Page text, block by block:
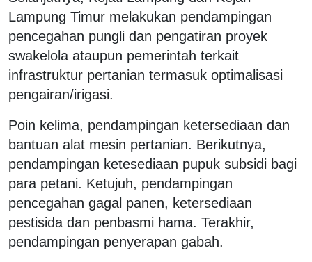
Lampung Timur melakukan pendampingan
pencegahan pungli dan pengatiran proyek
swakelola ataupun pemerintah terkait
infrastruktur pertanian termasuk optimalisasi
pengairan/irigasi.
Poin kelima, pendampingan ketersediaan dan
bantuan alat mesin pertanian. Berikutnya,
pendampingan ketesediaan pupuk subsidi bagi
para petani. Ketujuh, pendampingan
pencegahan gagal panen, ketersediaan
pestisida dan penbasmi hama. Terakhir,
pendampingan penyerapan gabah.